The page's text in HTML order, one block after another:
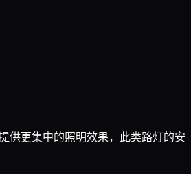
供更集中的照明效果，此类路灯的安